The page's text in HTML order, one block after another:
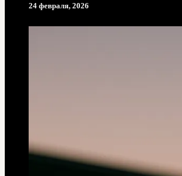
24 февраля, 2026